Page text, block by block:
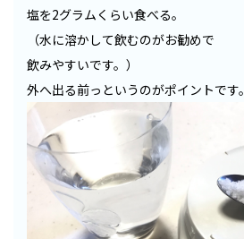
塩を2グラムくらい食べる。
（水に溶かして飲むのがお勧めで
飲みやすいです。）
外へ出る前っというのがポイントです。